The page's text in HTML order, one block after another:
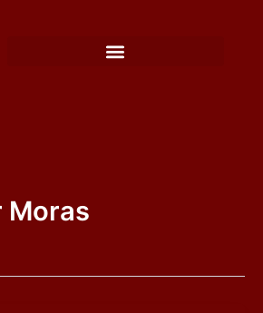
Moras